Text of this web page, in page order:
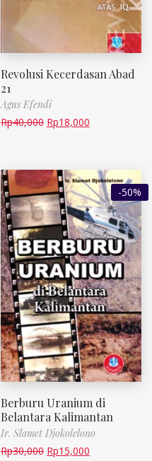
Revolusi Kecerdasan Abad
21
Agus Efendi
Rp40,000 Rp18,000
-50%
Berburu Uranium di
Belantara Kalimantan
Ir. Slamet Djokolelono
Rp30,000 Rp15,000